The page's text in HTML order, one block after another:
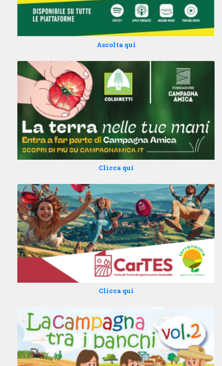
Ascolta qui
Clicca qui
Clicca qui